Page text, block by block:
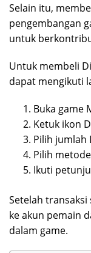
Selain itu,
pengembangan
untuk
Untuk membeli
dapat mengikuti
Buka game
Ketuk ikon
Pilih jumlah
Pilih
Ikuti
Setelah
ke akun pemain
dalam game.